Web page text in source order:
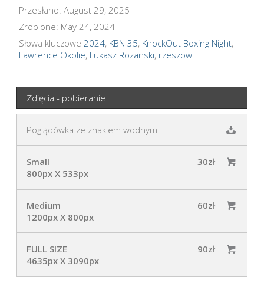
Przesłano: August 29, 2025
Zrobione: May 24, 2024
Słowa kluczowe 2024, KBN 35, KnockOut Boxing Night,
Lawrence Okolie, Lukasz Rozanski, rzeszow
Zdjęcia - pobieranie
Poglądówka ze znakiem wodnym
Small
800px X 533px
30zł
Medium
1200px X 800px
60zł
FULL SIZE
4635px X 3090px
90zł